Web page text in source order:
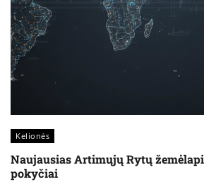
Kelionės
Naujausias Artimųjų Rytų
pokyčiai